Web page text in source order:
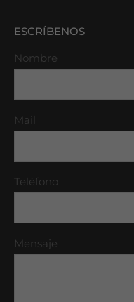
ESCRÍBENOS
Nombre
Mail
Teléfono
Mensaje